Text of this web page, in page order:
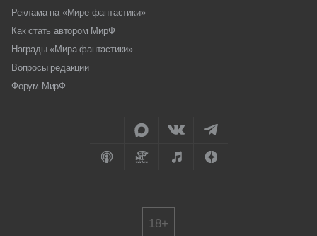
Реклама на «Мире фантастики»
Как стать автором МирФ
Награды «Мира фантастики»
Вопросы редакции
Форум МирФ
18+